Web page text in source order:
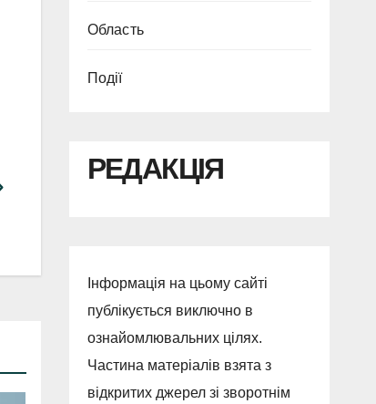
Область
Події
РЕДАКЦІЯ
Інформація на цьому сайті
публікується виключно в
ознайомлювальних цілях.
Частина матеріалів взята з
відкритих джерел зі зворотнім